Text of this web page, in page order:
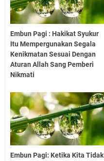
Embun Pagi : Hakikat Syukur
Itu Mempergunakan Segala
Kenikmatan Sesuai Dengan
Aturan Allah Sang Pemberi
Nikmati
Embun Pagi: Ketika Kita Tidak